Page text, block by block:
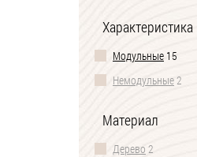
Характеристика
Модульные 15
Немодульные2
Материал
Дерево 2